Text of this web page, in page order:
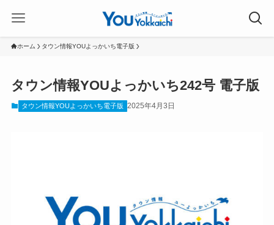
ホーム タウン情報YOUよっかいち電子版
タウン情報YOUよっかいち242号 電子版
タウン情報YOUよっかいち電子版 2025年4月3日